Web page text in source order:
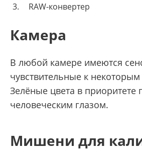
RAW-конвертер
Камера
В любой камере имеются
чувствительные к некоторым
Зелёные цвета в приоритете
человеческим глазом.
Мишени для